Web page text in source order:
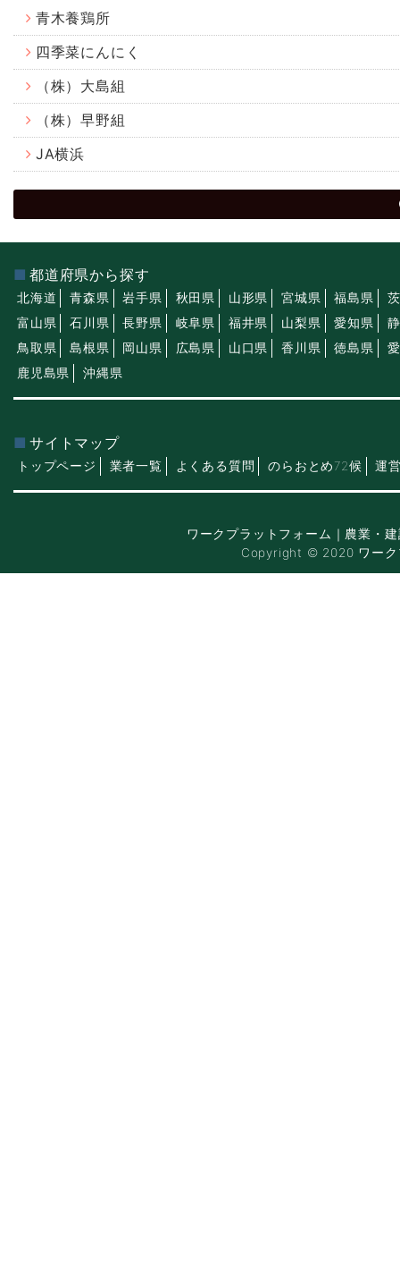
青木養鶏所
四季菜にんにく
（株）大島組
（株）早野組
JA横浜
都道府県から探す
北海道 青森県 岩手県 秋田県 山形県 宮城県 福島県
富山県
石川県 長野県 岐阜県 福井県 山梨県 愛知県
鳥取県
島根県 岡山県 広島県 山口県 香川県 徳島県
鹿児島県
沖縄県
サイトマップ
トップページ 業者一覧 よくある質問 のらおとめ72候 運
ワークプラットフォーム｜農業・
Copyright © 2020 ワーク